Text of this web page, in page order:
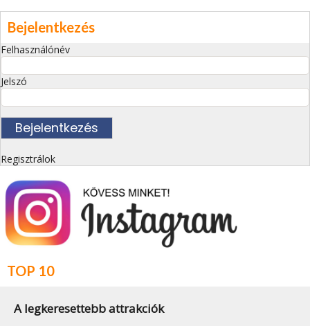
Bejelentkezés
Felhasználónév
Jelszó
Regisztrálok
TOP 10
A legkeresettebb attrakciók